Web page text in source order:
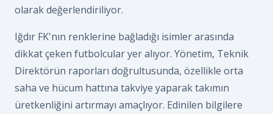
olarak değerlendiriliyor.
Iğdır FK'nın renklerine bağladığı isimler arasında
dikkat çeken futbolcular yer alıyor. Yönetim, Teknik
Direktörün raporları doğrultusunda, özellikle orta
saha ve hücum hattına takviye yaparak takımın
üretkenliğini artırmayı amaçlıyor. Edinilen bilgilere